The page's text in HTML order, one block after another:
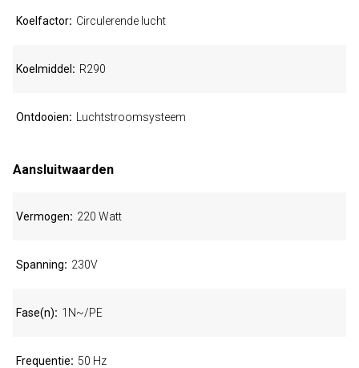
Koelfactor Circulerende lucht
Koelmiddel R290
Ontdooien Luchtstroomsysteem
Aansluitwaarden
Vermogen 220 Watt
Spanning 230V
Fase(n) 1N~/PE
Frequentie 50 Hz